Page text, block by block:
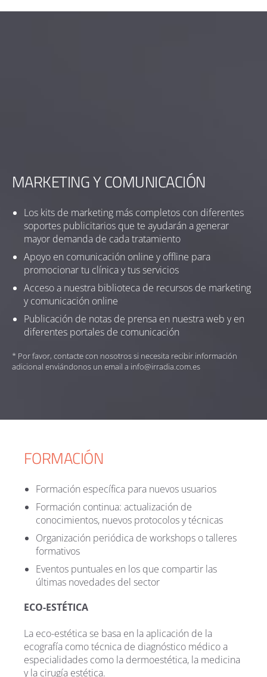
MARKETING Y COMUNICACIÓN
Los kits de marketing más completos con diferentes
soportes publicitarios que te ayudarán a generar
mayor demanda de cada tratamiento
Apoyo en comunicación online y offline para
promocionar tu clínica y tus servicios
Acceso a nuestra biblioteca de recursos de marketing
y comunicación online
Publicación de notas de prensa en nuestra web y en
diferentes portales de comunicación
* Por favor, contacte con nosotros si necesita recibir información
adicional enviándonos un email a info@irradia.com.es
FORMACIÓN
Formación específica para nuevos usuarios
Formación continua: actualización de
conocimientos, nuevos protocolos y técnicas
Organización periódica de workshops o talleres
formativos
Eventos puntuales en los que compartir las
últimas novedades del sector
ECO-ESTÉTICA
La eco-estética se basa en la aplicación de la
ecografía como técnica de diagnóstico médico a
especialidades como la dermoestética, la medicina
y la cirugía estética.